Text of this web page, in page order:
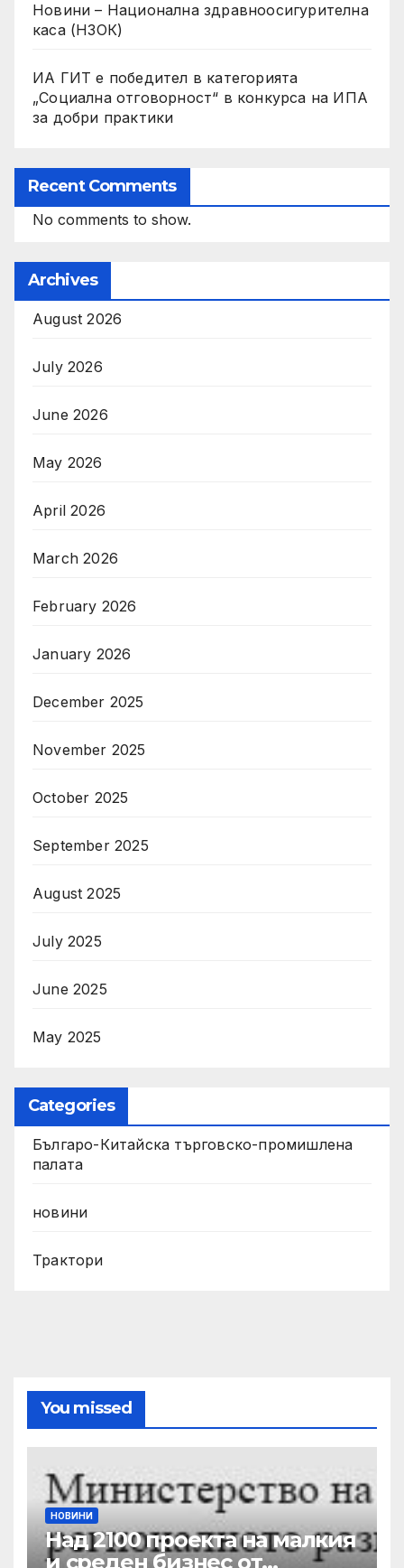
Новини – Национална здравноосигурителна
каса (НЗОК)
ИА ГИТ е победител в категорията
„Социална отговорност“ в конкурса на ИПА
за добри практики
Recent Comments
No comments to show.
Archives
August 2026
July 2026
June 2026
May 2026
April 2026
March 2026
February 2026
January 2026
December 2025
November 2025
October 2025
September 2025
August 2025
July 2025
June 2025
May 2025
Categories
Българо-Китайска търговско-промишлена
палата
новини
Трактори
You missed
НОВИНИ
Над 2100 проекта на малкия
и среден бизнес от